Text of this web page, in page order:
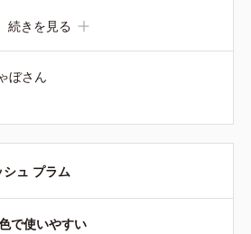
続きを見る
ぼさん
ュ プラム
で使いやすい